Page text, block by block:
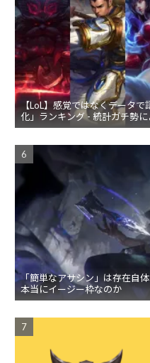
【LoL】感覚ではなくデータ
化」ランキング - 統計ガチ勢
「簡単なアサシン」は存在自
本当にイージー枠なのか